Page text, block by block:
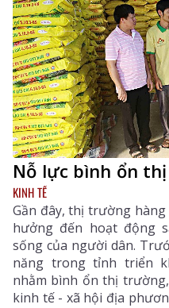
Nỗ lực bình ổn
KINH TẾ
Gần đây, thị trường
hưởng đến hoạt động
sống của người dân.
năng trong tỉnh triển
nhằm bình ổn thị
kinh tế - xã hội địa